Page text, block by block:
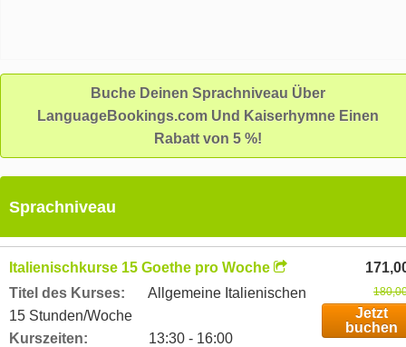
Buche Deinen Sprachniveau Über
LanguageBookings.com Und Kaiserhymne Einen
Rabatt von 5 %!
Sprachniveau
Italienischkurse 15 Goethe pro Woche
Titel des Kurses:
Allgemeine Italienischen
15 Stunden/Woche
Kurszeiten:
13:30 - 16:00
Jetzt
buchen